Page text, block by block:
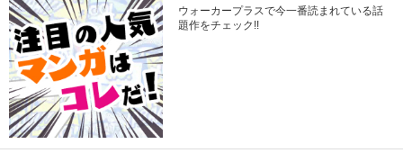
ウォーカープラスで今一番読まれている話
題作をチェック!!